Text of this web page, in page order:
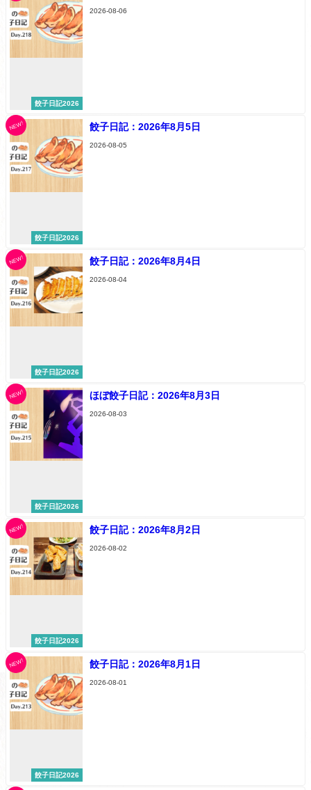
餃子日記2026
2026-08-06
NEW!
餃子日記2026
餃子日記：2026年8月5日
2026-08-05
NEW!
餃子日記2026
餃子日記：2026年8月4日
2026-08-04
NEW!
餃子日記2026
ほぼ餃子日記：2026年8月3日
2026-08-03
NEW!
餃子日記2026
餃子日記：2026年8月2日
2026-08-02
NEW!
餃子日記2026
餃子日記：2026年8月1日
2026-08-01